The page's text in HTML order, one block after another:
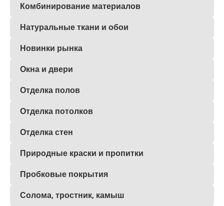
Комбинирование материалов
Натуральные ткани и обои
Новинки рынка
Окна и двери
Отделка полов
Отделка потолков
Отделка стен
Природные краски и пропитки
Пробковые покрытия
Солома, тростник, камыш